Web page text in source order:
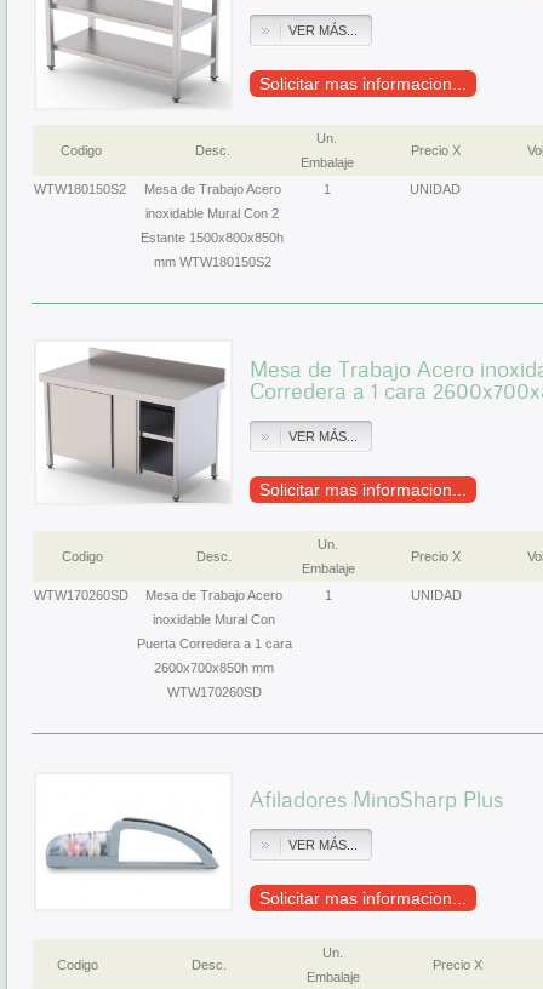
VER MÁS...
Solicitar mas informacion...
Codigo Desc.
Un.
Embalaje
Precio X
WTW180150S2
Mesa de Trabajo Acero
inoxidable Mural Con 2
Estante 1500x800x850h
mm WTW180150S2
1 UNIDAD
Mesa de Trabajo Acero
Corredera a 1 cara
VER MÁS...
Solicitar mas informacion...
Codigo Desc.
Un.
Embalaje
Precio X
WTW170260SD
Mesa de Trabajo Acero
inoxidable Mural Con
Puerta Corredera a 1 cara
2600x700x850h mm
WTW170260SD
1 UNIDAD
Afiladores MinoSharp Plus
VER MÁS...
Solicitar mas informacion...
Codigo Desc.
Un.
Embalaje
Precio X